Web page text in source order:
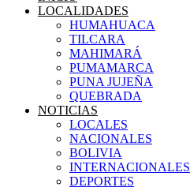
LOCALIDADES
HUMAHUACA
TILCARA
MAHIMARÁ
PUMAMARCA
PUNA JUJEÑA
QUEBRADA
NOTICIAS
LOCALES
NACIONALES
BOLIVIA
INTERNACIONALES
DEPORTES